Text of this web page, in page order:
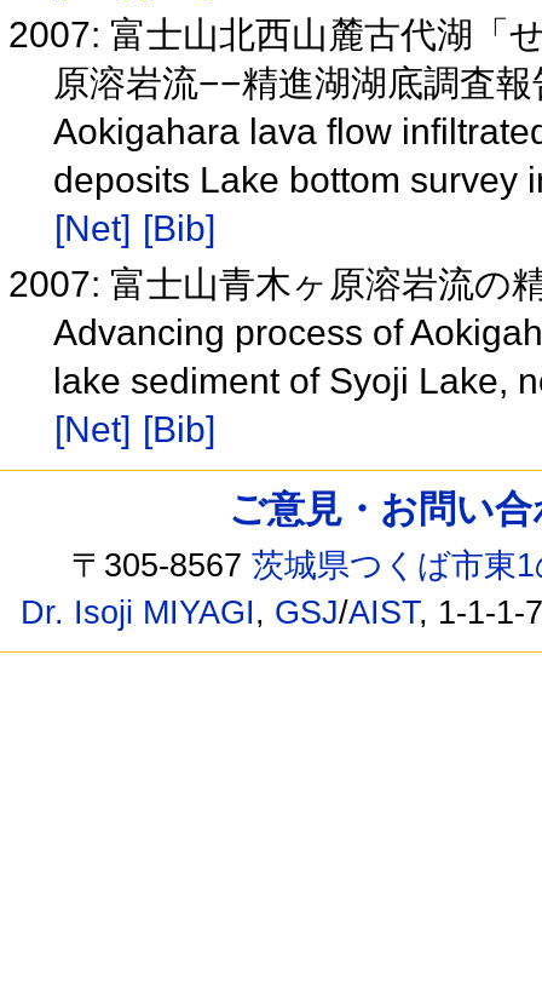
2007: 富士山北西山麓古代湖「
原溶岩流−−精進湖湖底調査
Aokigahara lava flow
deposits Lake bottom survey
[Net] [Bib]
2007: 富士山青木ヶ原溶岩流の
Advancing process of
lake sediment of Syoji Lake,
[Net] [Bib]
ご意見・お問い
〒305-8567茨城県つくば市東
Dr. Isoji MIYAGI, GSJ/AIST, 1-1-1-